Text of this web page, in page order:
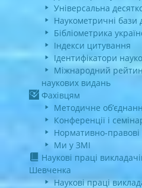
Універсальна
Наукометричні бази
Бібліометрика
Індекси цитування
Ідентифікатори
Міжнародний
наукових видань
Фахівцям
Методичне
Конференції і
Нормативно-правові
Ми у ЗМІ
Наукові праці
Шевченка
Наукові праці